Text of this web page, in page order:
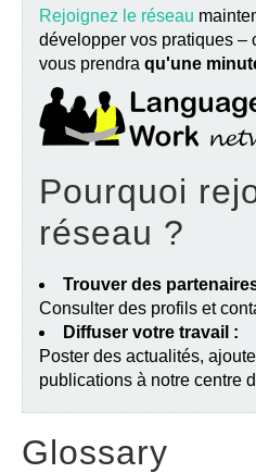
Rejoignez le réseau
développer vos pratiques –
vous prendra qu'une
Pourquoi
réseau ?
Trouver des
Consulter des profils et
Diffuser votre travail :
Poster des actualités,
publications à notre centre
Glossary